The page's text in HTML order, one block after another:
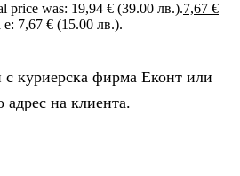
price was: 19,94 € (39.00 лв.).7,67 €
7,67 € (15.00 лв.).
куриерска фирма Еконт или
на клиента.